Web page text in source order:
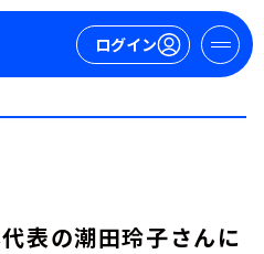
ログイン
表の潮田玲子さんに